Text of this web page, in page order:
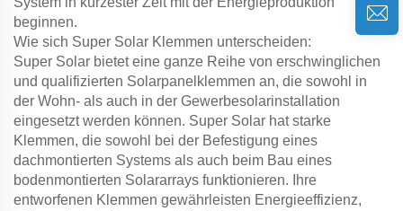
beginnen.
Wie sich Super Solar Klemmen unterscheiden:
Super Solar bietet eine ganze Reihe von erschwinglichen
und qualifizierten Solarpanelklemmen an, die sowohl in
der Wohn- als auch in der Gewerbesolarinstallation
eingesetzt werden können. Super Solar hat starke
Klemmen, die sowohl bei der Befestigung eines
dachmontierten Systems als auch beim Bau eines
bodenmontierten Solararrays funktionieren. Ihre
entworfenen Klemmen gewährleisten Energieeffizienz,